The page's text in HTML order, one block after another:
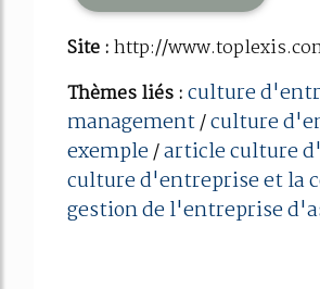
Site :http://
Thèmes liés :culture
management/culture
exemple/article culture
culture d'entreprise et la
gestion de l'entreprise